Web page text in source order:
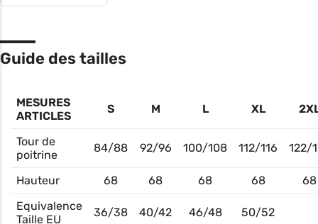
Guide des tailles
MESURES
ARTICLES
S M L XL
Tour de
poitrine
84/88 92/96 100/108 112/116 122/
Hauteur 68 68 68 68
68
Equivalence
Taille EU
36/38 40/42 46/48 50/52